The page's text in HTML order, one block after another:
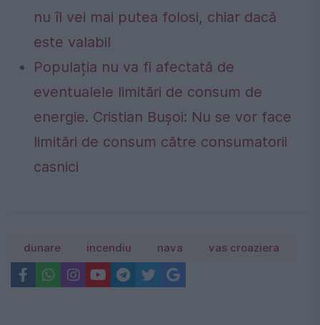
nu îl vei mai putea folosi, chiar dacă
este valabil
Populația nu va fi afectată de
eventualele limitări de consum de
energie. Cristian Bușoi: Nu se vor face
limitări de consum către consumatorii
casnici
dunare incendiu nava vas croaziera